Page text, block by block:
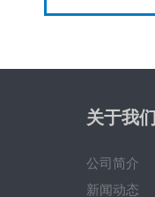
关于我们
公司简介
新闻动态